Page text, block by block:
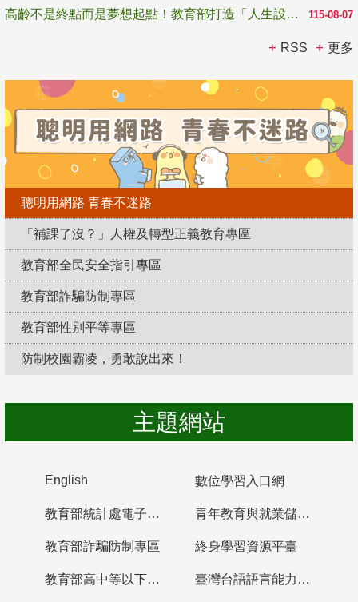
115-08-07
高齡不是終點而是夢想起點！教育部打造「人生設計夢工場」 參展第3屆高齡健康產業博覽會
RSS 更多
聰明用網路 青春不迷路
「補課了沒？」人權及轉型正義教育專區
教育部全民安全指引專區
教育部詐騙防制專區
教育部性別平等專區
防制校園霸凌，勇敢說出來！
主題網站
English 數位學習入口網
教育部統計處電子書櫃 青年教育與就業儲蓄帳戶
教育部詐騙防制專區 終身學習資源平臺
教育部高中等以下學校及幼兒園教師資格檢定考試 臺灣台語語言能力認證網站